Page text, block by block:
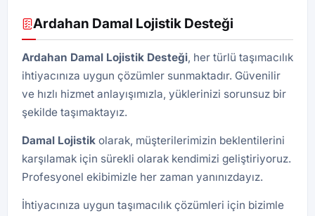
Ardahan Damal Lojistik Desteği
Ardahan Damal Lojistik Desteği, her türlü taşımacılık
ihtiyacınıza uygun çözümler sunmaktadır. Güvenilir
ve hızlı hizmet anlayışımızla, yüklerinizi sorunsuz bir
şekilde taşımaktayız.
Damal Lojistik olarak, müşterilerimizin beklentilerini
karşılamak için sürekli olarak kendimizi geliştiriyoruz.
Profesyonel ekibimizle her zaman yanınızdayız.
İhtiyacınıza uygun taşımacılık çözümleri için bizimle